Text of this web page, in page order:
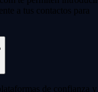
a tus contactos para
de confianza y